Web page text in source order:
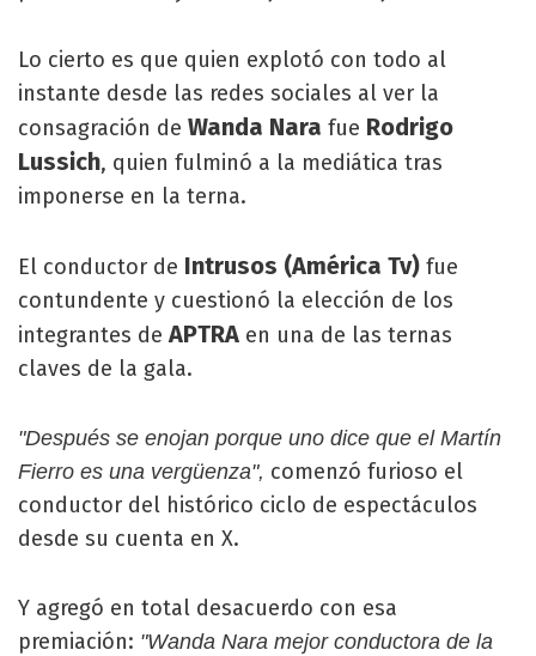
Lo cierto es que quien explotó con todo al
instante desde las redes sociales al ver la
consagración de Wanda Nara fue Rodrigo
Lussich, quien fulminó a la mediática tras
imponerse en la terna.
El conductor de Intrusos (América Tv) fue
contundente y cuestionó la elección de los
integrantes de APTRA en una de las ternas
claves de la gala.
"Después se enojan porque uno dice que el Martín
Fierro es una vergüenza", comenzó furioso el
conductor del histórico ciclo de espectáculos
desde su cuenta en X.
Y agregó en total desacuerdo con esa
premiación: "Wanda Nara mejor conductora de la